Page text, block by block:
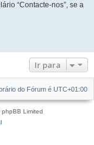
“Contacte-nos”, se a
Ir para
do Fórum é UTC+01:00
Limited